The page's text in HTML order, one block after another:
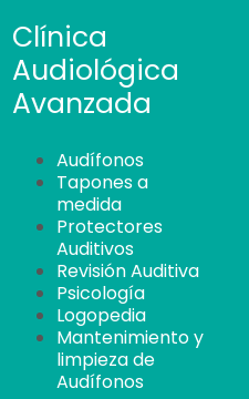
Clínica
Audiológica
Avanzada
Audífonos
Tapones a
medida
Protectores
Auditivos
Revisión Auditiva
Psicología
Logopedia
Mantenimiento y
limpieza de
Audífonos